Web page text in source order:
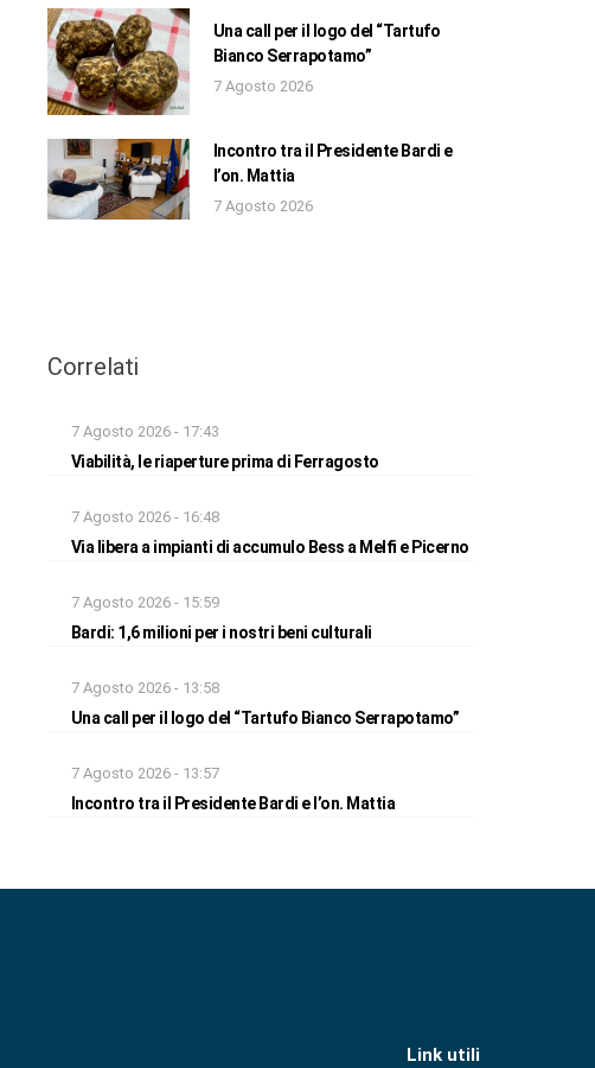
Una call per il logo del “Tartufo
Bianco Serrapotamo”
7 Agosto 2026
Incontro tra il Presidente Bardi e
l’on. Mattia
7 Agosto 2026
Correlati
7 Agosto 2026 - 17:43
Viabilità, le riaperture prima di Ferragosto
7 Agosto 2026 - 16:48
Via libera a impianti di accumulo Bess a Melfi e Picerno
7 Agosto 2026 - 15:59
Bardi: 1,6 milioni per i nostri beni culturali
7 Agosto 2026 - 13:58
Una call per il logo del “Tartufo Bianco Serrapotamo”
7 Agosto 2026 - 13:57
Incontro tra il Presidente Bardi e l’on. Mattia
Link utili